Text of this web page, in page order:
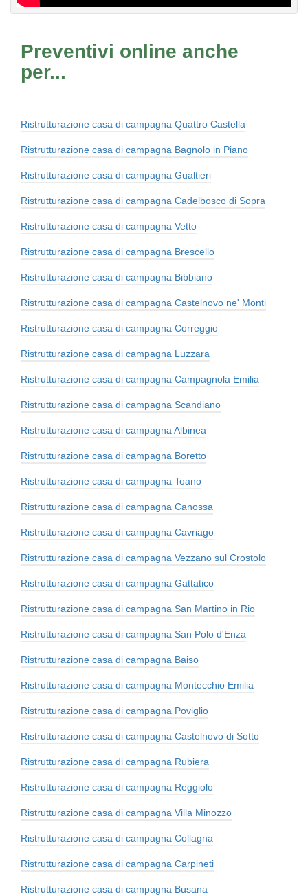
Preventivi online anche
per...
Ristrutturazione casa di campagna Quattro Castella
Ristrutturazione casa di campagna Bagnolo in Piano
Ristrutturazione casa di campagna Gualtieri
Ristrutturazione casa di campagna Cadelbosco di Sopra
Ristrutturazione casa di campagna Vetto
Ristrutturazione casa di campagna Brescello
Ristrutturazione casa di campagna Bibbiano
Ristrutturazione casa di campagna Castelnovo ne' Monti
Ristrutturazione casa di campagna Correggio
Ristrutturazione casa di campagna Luzzara
Ristrutturazione casa di campagna Campagnola Emilia
Ristrutturazione casa di campagna Scandiano
Ristrutturazione casa di campagna Albinea
Ristrutturazione casa di campagna Boretto
Ristrutturazione casa di campagna Toano
Ristrutturazione casa di campagna Canossa
Ristrutturazione casa di campagna Cavriago
Ristrutturazione casa di campagna Vezzano sul Crostolo
Ristrutturazione casa di campagna Gattatico
Ristrutturazione casa di campagna San Martino in Rio
Ristrutturazione casa di campagna San Polo d'Enza
Ristrutturazione casa di campagna Baiso
Ristrutturazione casa di campagna Montecchio Emilia
Ristrutturazione casa di campagna Poviglio
Ristrutturazione casa di campagna Castelnovo di Sotto
Ristrutturazione casa di campagna Rubiera
Ristrutturazione casa di campagna Reggiolo
Ristrutturazione casa di campagna Villa Minozzo
Ristrutturazione casa di campagna Collagna
Ristrutturazione casa di campagna Carpineti
Ristrutturazione casa di campagna Busana